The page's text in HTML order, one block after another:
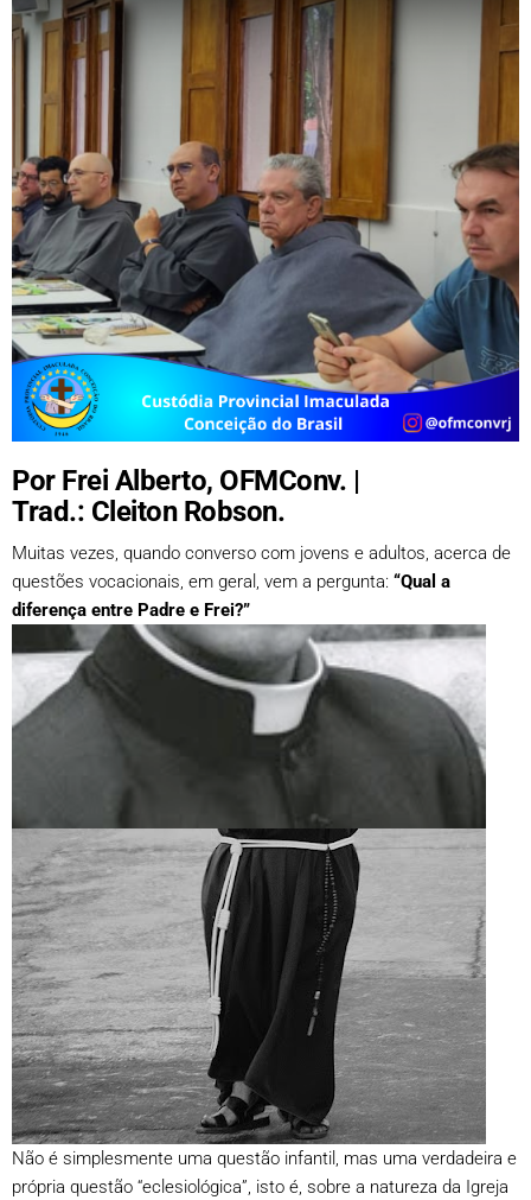
Por Frei Alberto, OFMConv. |
Trad.: Cleiton Robson.
Muitas vezes, quando converso com jovens e adultos, acerca de
questões vocacionais, em geral, vem a pergunta: “Qual a
diferença entre Padre e Frei?”
Não é simplesmente uma questão infantil, mas uma verdadeira e
própria questão “eclesiológica”, isto é, sobre a natureza da Igreja